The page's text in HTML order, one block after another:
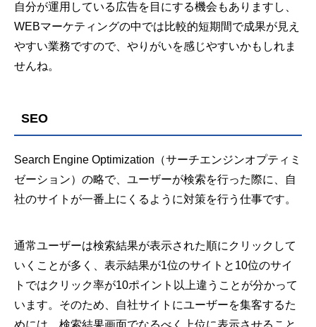
自分が運用している広告を目にする機会もありますし、
WEBマーケティングの中では比較的短期間で成果が見え
やすい業務ですので、やりがいを感じやすいかもしれま
せんね。
SEO
Search Engine Optimization（サーチエンジンオプティミ
ゼーション）の略で、ユーザーが検索を行った際に、自
社のサイトが一番上にくるように対策を行う仕事です。
通常ユーザーは検索結果が表示された順にクリックして
いくことが多く、表示結果が1位のサイトと10位のサイ
トではクリック率が10ポイント以上違うことが分かって
います。そのため、自社サイトにユーザーを集客するた
めには、検索結果画面でなるべく上位に表示させること